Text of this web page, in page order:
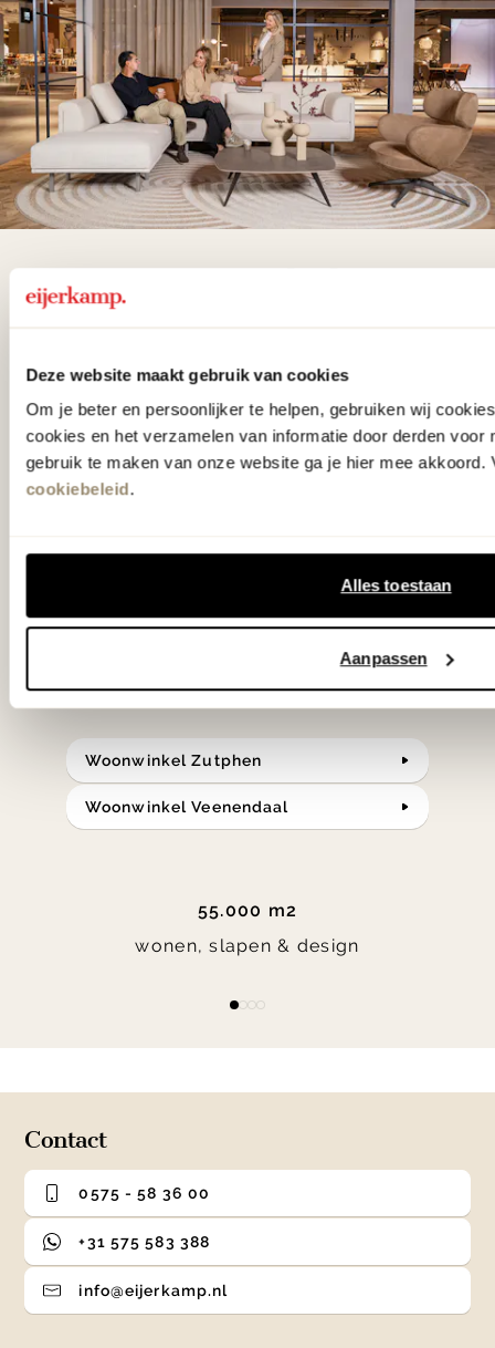
Deze website maakt gebruik van cookies
Om je beter en persoonlijker te helpen, gebruiken wij
cookies en het verzamelen van informatie door derden voor
gebruik te maken van onze website ga je hier mee akkoord.
cookiebeleid.
Alles toestaan
Aanpassen
De woonwinkel
gezien op tv!
Wie kent het programma vtwonen
'Weer verliefd op je huis' niet? We
hebben met liefde de mooiste woon-,
slaap- en designcollecties
in verrassende materialen en kleuren!
Bekijk onze openingstijden en
bereken je route.
Woonwinkel Zutphen
Woonwinkel Veenendaal
55.000 m2
wonen, slapen & design
Contact
0575 - 58 36 00
+31 575 583 388
info@eijerkamp.nl